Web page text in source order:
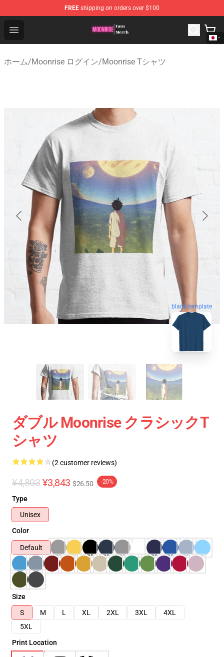
FREE shipping on orders over $100
Open menu
Moonrise Store - Official Moonrise Merchandise Shop
ホーム/Moonrise ログイン/Moonrise Tシャツ
blank template
ダブル Moonrise クラシックT
シャツ
(2 customer reviews)
¥4,803 ¥3,843 $26.50 -20%
Type
Unisex
Color
Default
Size
S
M L XL 2XL 3XL
4XL
5XL
Print Location